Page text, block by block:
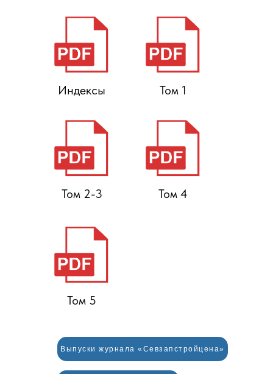
Индексы Том 1
Том 2-3 Том 4
Том 5
Выпуски журнала «Севзапстройцена»